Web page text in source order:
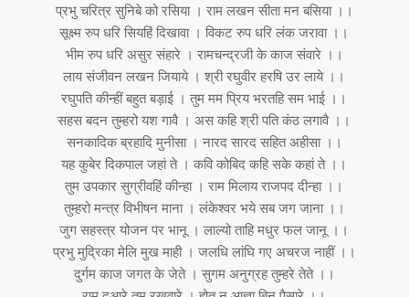
प्रभु चरित्र सुनिबे को रसिया । राम लखन सीता मन बसिया ।।
सूक्ष्म रुप धरि सियहिं दिखावा । विकट रुप धरि लंक जरावा ।।
भीम रुप धरि असुर संहारे । रामचन्द्रजी के काज संवारे ।।
लाय संजीवन लखन जियाये । श्री रघुवीर हरषि उर लाये ।।
रघुपति कीन्हीं बहुत बड़ाई । तुम मम प्रिय भरतहि सम भाई ।।
सहस बदन तुम्हरो यश गावै । अस कहि श्री पति कंठ लगावै ।।
सनकादिक ब्रहादि मुनीसा । नारद सारद सहित अहीसा ।।
यह कुबेर दिकपाल जहां ते । कवि कोबिद कहि सके कहां ते ।।
तुम उपकार सुग्रीवहिं कीन्हा । राम मिलाय राजपद दीन्हा ।।
तुम्हरो मन्त्र विभीषन माना । लंकेश्वर भये सब जग जाना ।।
जुग सहस्त्र योजन पर भानू । लाल्यो ताहि मधुर फल जानू ।।
प्रभु मुद्रिका मेलि मुख माही । जलधि लांघि गए अचरज नाहीं ।।
दुर्गम काज जगत के जेते । सुगम अनुग्रह तुम्हरे तेते ।।